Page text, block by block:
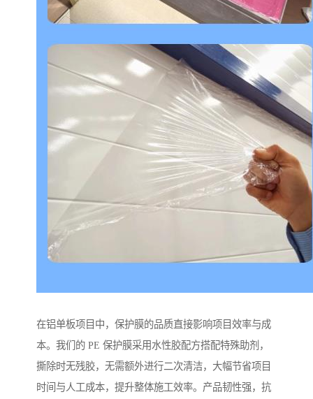
在铝单板项目中，保护膜的品质直接影响项目效率与成
本。我们的 PE 保护膜采用水性胶配方搭配特殊助剂，
撕除时无残胶，无需额外进行二次清洁，大幅节省项目
时间与人工成本，提升整体施工效率。产品韧性强，抗